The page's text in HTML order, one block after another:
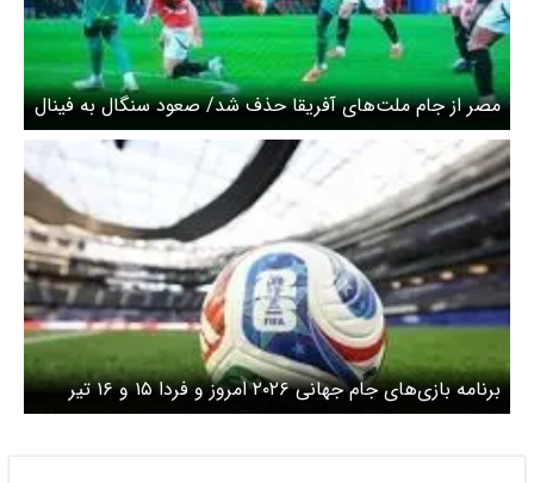
مصر از جام ملت‌های آفریقا حذف شد/ صعود سنگال به فینال
برنامه بازی‌های جام جهانی ۲۰۲۶ امروز و فردا ۱۵ و ۱۶ تیر
۱۴۰۵/ کدام مدعیان حذف می‌شوند؟ + ساعت بازی‌ها به وقت